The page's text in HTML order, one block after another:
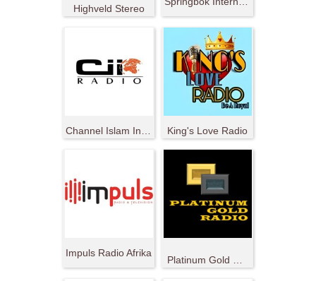
Highveld Stereo
King's Love Radio
Impuls Radio Afrika